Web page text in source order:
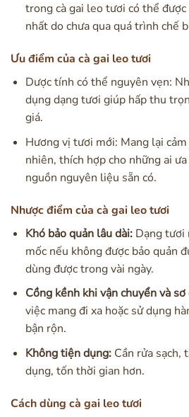
trong cà gai leo tươi có thể
nhất do chưa qua quá trình chế
Ưu điểm của cà gai leo tươi
Dược tính có thể nguyên vẹn:
dụng dạng tươi giúp hấp thu
giá.
Hương vị tươi mới: Mang lại
nhiên, thích hợp cho những ai
nguồn nguyên liệu sẵn có.
Nhược điểm của cà gai leo tươi
Khó bảo quản lâu dài:Dạng tươi
mốc nếu không được bảo quản
dùng được trong vài ngày.
Cồng kềnh khi vận chuyển và sơ
việc mang đi xa hoặc sử dụng
bận rộn.
Không tiện dụng:Cần rửa sạch,
dụng, tốn thời gian hơn.
Cách dùng cà gai leo tươi